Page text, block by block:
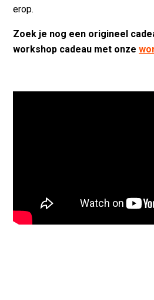
erop.
Zoek je nog een origineel
workshop cadeau met onze